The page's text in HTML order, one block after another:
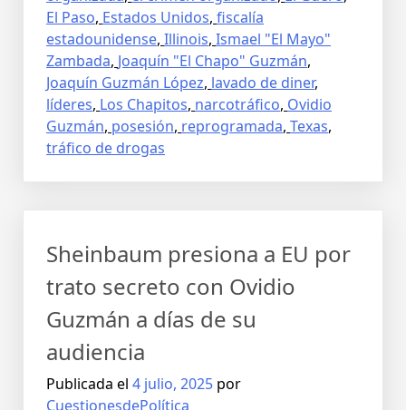
El Paso, Estados Unidos, fiscalía
estadounidense, Illinois, Ismael "El Mayo"
Zambada, Joaquín "El Chapo" Guzmán,
Joaquín Guzmán López, lavado de diner,
líderes, Los Chapitos, narcotráfico, Ovidio
Guzmán, posesión, reprogramada, Texas,
tráfico de drogas
Sheinbaum presiona a EU por
trato secreto con Ovidio
Guzmán a días de su
audiencia
Publicada el 4 julio, 2025 por
CuestionesdePolítica